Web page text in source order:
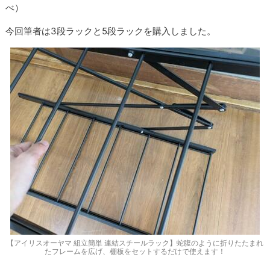
べ）
今回筆者は3段ラックと5段ラックを購入しました。
【アイリスオーヤマ 組立簡単 連結スチールラック】蛇腹のように折りたたまれ
たフレームを広げ、棚板をセットするだけで使えます！